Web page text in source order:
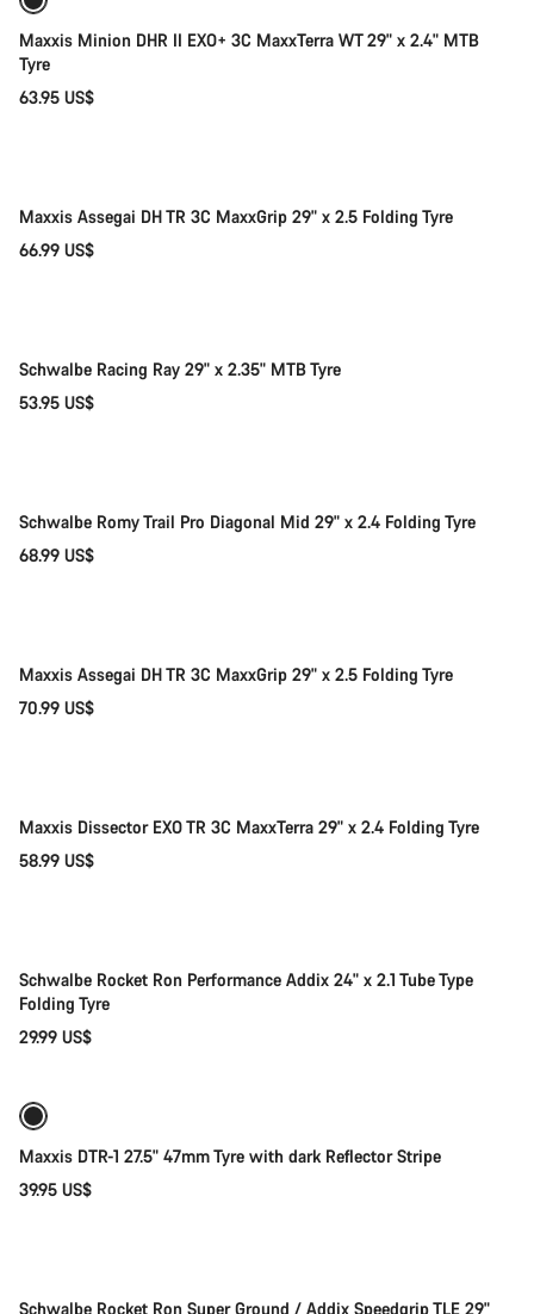
Maxxis Minion DHR II EXO+ 3C MaxxTerra WT 29" x 2.4" MTB
Tyre
63.95 US$
Maxxis Assegai DH TR 3C MaxxGrip 29" x 2.5 Folding Tyre
66.99 US$
Schwalbe Racing Ray 29" x 2.35" MTB Tyre
53.95 US$
Schwalbe Romy Trail Pro Diagonal Mid 29" x 2.4 Folding Tyre
68.99 US$
Maxxis Assegai DH TR 3C MaxxGrip 29" x 2.5 Folding Tyre
70.99 US$
Maxxis Dissector EXO TR 3C MaxxTerra 29" x 2.4 Folding Tyre
58.99 US$
Schwalbe Rocket Ron Performance Addix 24" x 2.1 Tube Type
Folding Tyre
29.99 US$
Maxxis DTR-1 27.5" 47mm Tyre with dark Reflector Stripe
39.95 US$
Schwalbe Rocket Ron Super Ground / Addix Speedgrip TLE 29"